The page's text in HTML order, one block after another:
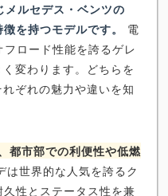
ルセデス・ベンツの
を持つモデルです。
電
ロード性能を誇るゲレ
変わります。どちらを
ぞれの魅力や違いを知
都市部での利便性や低燃
は世界的な人気を誇るク
性とステータス性を兼